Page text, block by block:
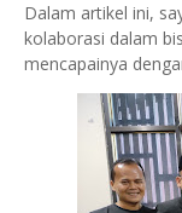
Dalam artikel ini,
kolaborasi dalam
mencapainya